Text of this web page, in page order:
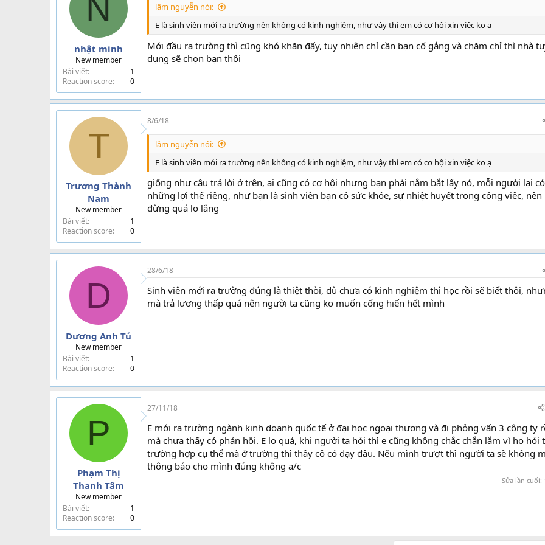
N
nhật minh
New member
Bài viết
1
Reaction score
0
lâm nguyễn nói:
E là sinh viên mới ra trường nên không có kinh nghiệm, như vậy thì em có cơ hội xin việc ko ạ
Mới đầu ra trường thì cũng khó khăn đấy, tuy nhiên chỉ cần bạn cố gắng và chăm chỉ thì nhà
dụng sẽ chọn bạn thôi
T
Trương Thành
Nam
New member
Bài viết
1
Reaction score
0
8/6/18
lâm nguyễn nói:
E là sinh viên mới ra trường nên không có kinh nghiệm, như vậy thì em có cơ hội xin việc ko ạ
giống như câu trả lời ở trên, ai cũng có cơ hội nhưng bạn phải nắm bắt lấy nó, mỗi người lại có
những lợi thế riêng, như bạn là sinh viên bạn có sức khỏe, sự nhiệt huyết trong công việc, nên
đừng quá lo lắng
D
Dương Anh Tú
New member
Bài viết
1
Reaction score
0
28/6/18
Sinh viên mới ra trường đúng là thiệt thòi, dù chưa có kinh nghiệm thì học rồi sẽ biết thôi,
mà trả lương thấp quá nên người ta cũng ko muốn cống hiến hết mình
P
Phạm Thị
Thanh Tâm
New member
Bài viết
1
Reaction score
0
27/11/18
E mới ra trường ngành kinh doanh quốc tế ở đại học ngoại thương và đi phỏng vấn 3 công ty
mà chưa thấy có phản hồi. E lo quá, khi người ta hỏi thì e cũng không chắc chắn lắm vì họ hỏi
trường hợp cụ thể mà ở trường thì thầy cô có dạy đâu. Nếu mình trượt thì người ta sẽ không
thông báo cho mình đúng không a/c
Sửa lần cuối: